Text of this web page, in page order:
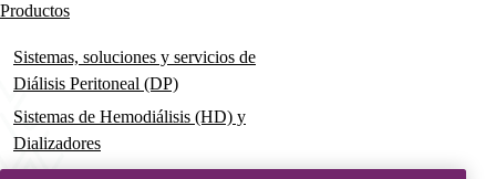
Productos
Sistemas, soluciones y servicios de
Diálisis Peritoneal (DP)
Sistemas de Hemodiálisis (HD) y
Dializadores